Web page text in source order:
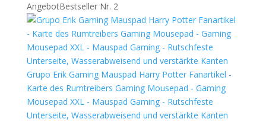
AngebotBestseller Nr. 2
Grupo Erik Gaming Mauspad Harry Potter Fanartikel -
Karte des Rumtreibers Gaming Mousepad - Gaming
Mousepad XXL - Mauspad Gaming - Rutschfeste
Unterseite, Wasserabweisend und verstärkte Kanten